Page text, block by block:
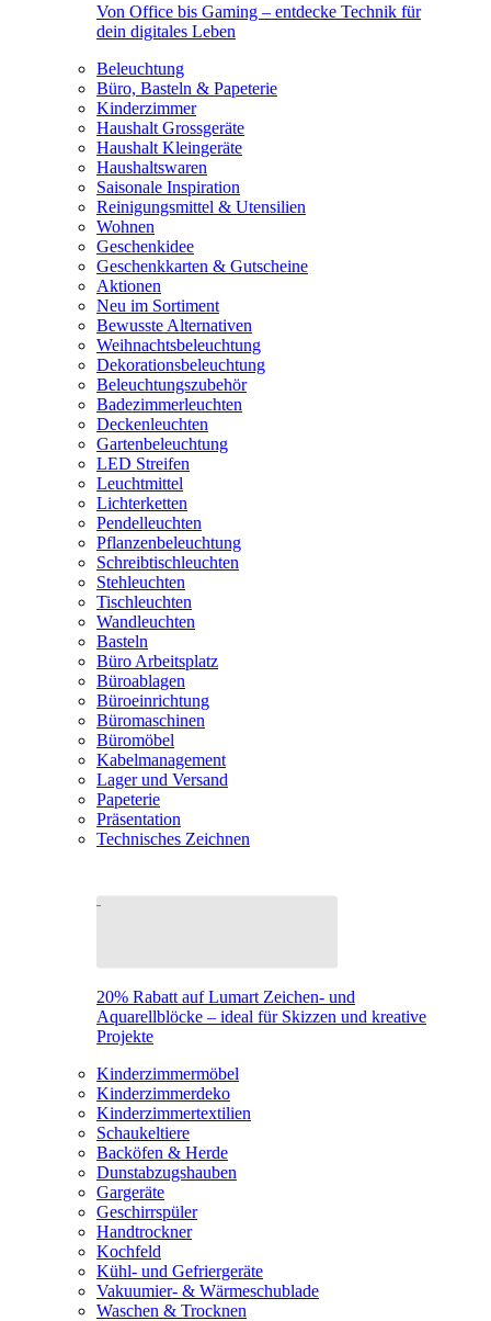
Von Office bis Gaming – entdecke Technik für
dein digitales Leben
Beleuchtung
Büro, Basteln & Papeterie
Kinderzimmer
Haushalt Grossgeräte
Haushalt Kleingeräte
Haushaltswaren
Saisonale Inspiration
Reinigungsmittel & Utensilien
Wohnen
Geschenkidee
Geschenkkarten & Gutscheine
Aktionen
Neu im Sortiment
Bewusste Alternativen
Weihnachtsbeleuchtung
Dekorationsbeleuchtung
Beleuchtungszubehör
Badezimmerleuchten
Deckenleuchten
Gartenbeleuchtung
LED Streifen
Leuchtmittel
Lichterketten
Pendelleuchten
Pflanzenbeleuchtung
Schreibtischleuchten
Stehleuchten
Tischleuchten
Wandleuchten
Basteln
Büro Arbeitsplatz
Büroablagen
Büroeinrichtung
Büromaschinen
Büromöbel
Kabelmanagement
Lager und Versand
Papeterie
Präsentation
Technisches Zeichnen
20% Rabatt auf Lumart Zeichen- und
Aquarellblöcke – ideal für Skizzen und kreative
Projekte
Kinderzimmermöbel
Kinderzimmerdeko
Kinderzimmertextilien
Schaukeltiere
Backöfen & Herde
Dunstabzugshauben
Gargeräte
Geschirrspüler
Handtrockner
Kochfeld
Kühl- und Gefriergeräte
Vakuumier- & Wärmeschublade
Waschen & Trocknen